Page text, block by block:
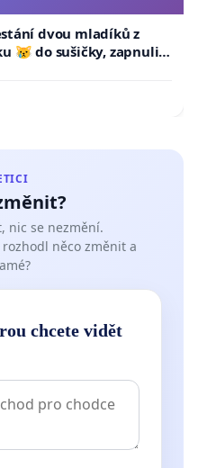
dvou mladíků z
😿 do sušičky, zapnuli ji
nic se nezmění.
něco změnit a
chcete vidět